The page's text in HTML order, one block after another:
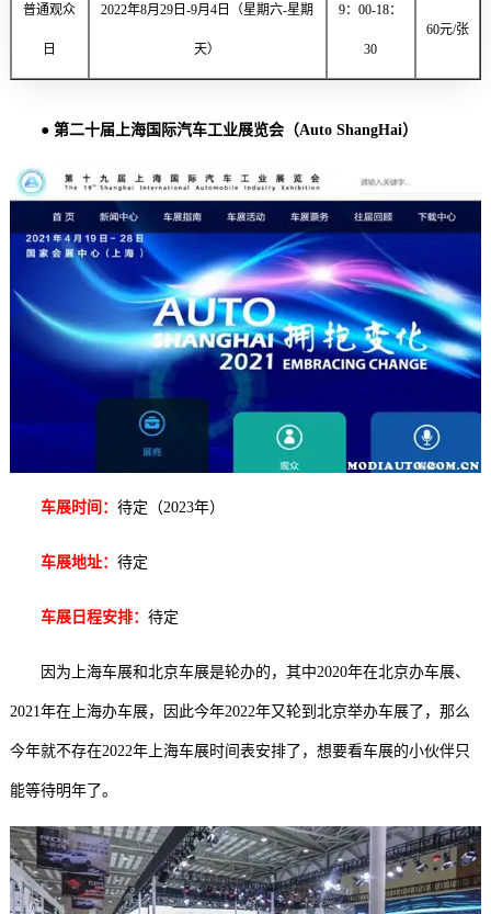
普通观众
日
2022年8月29日-9月4日（星期六-星期
天）
9：00-18：
30
60元/张
● 第二十届上海国际汽车工业展览会（Auto ShangHai）
车展时间： 待定（2023年）
车展地址： 待定
车展日程安排： 待定
因为上海车展和北京车展是轮办的，其中2020年在北京办车展、
2021年在上海办车展，因此今年2022年又轮到北京举办车展了，那么
今年就不存在2022年上海车展时间表安排了，想要看车展的小伙伴只
能等待明年了。